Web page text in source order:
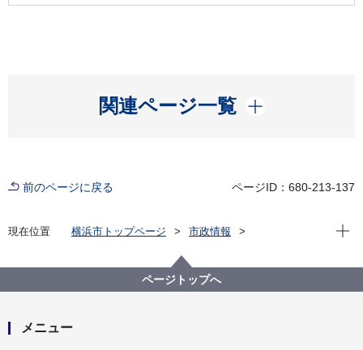
関連ページ一覧
開く
前のページに戻る ページID：680-213-137
現在位置 横浜市トップページ
市政情報
にぎわいスポーツ文化局の紹介
にぎわいスポーツ文化局の事業計画
令和５年度 文化観光局事業計画
現在
ページトップへ
メニュー